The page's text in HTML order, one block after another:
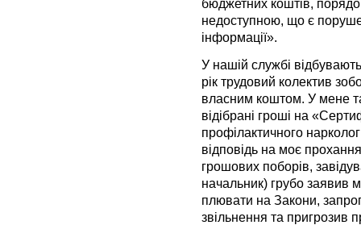
бюджетних коштів,
недоступною, що є
інформації».
У нашій службі
рік трудовий колектив
власним коштом. У мене
відібрані гроші на
профілактичного
відповідь на моє
грошових поборів,
начальник) грубо заявив
плювати на Закони,
звільнення та пригрозив